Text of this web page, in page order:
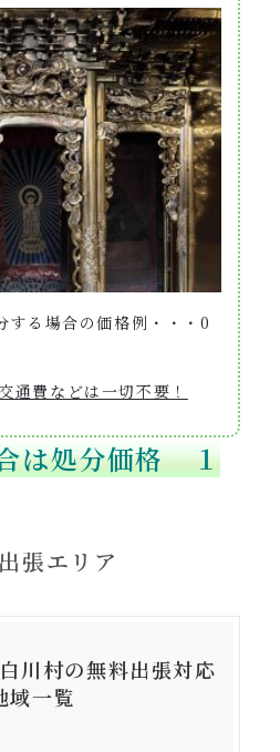
する場合の価格例・・・0
通費などは一切不要！
は処分価格 １
張エリア
川村の無料出張対応
域一覧